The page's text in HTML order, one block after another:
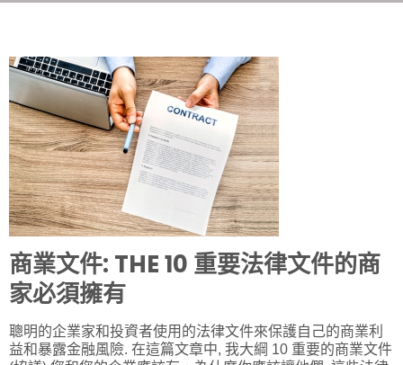
商業文件: THE 10 重要法律文件的商
家必須擁有
聰明的企業家和投資者使用的法律文件來保護自己的商業利
益和暴露金融風險. 在這篇文章中, 我大綱 10 重要的商業文件